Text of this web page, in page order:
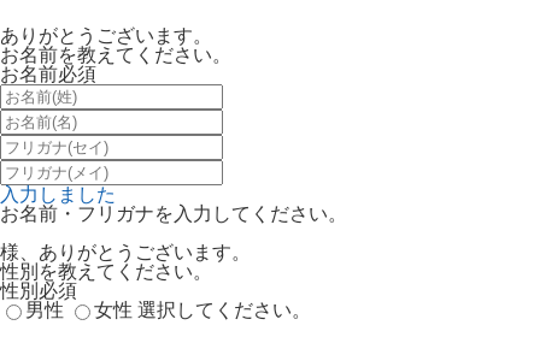
ありがとうございます。
お名前を教えてください。
お名前必須
入力しました
お名前・フリガナを入力してください。
様、ありがとうございます。
性別を教えてください。
性別 必須
男性
女性 選択してください。